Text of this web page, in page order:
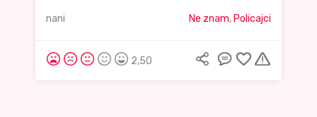
nani Ne znam, Policajci
2,50